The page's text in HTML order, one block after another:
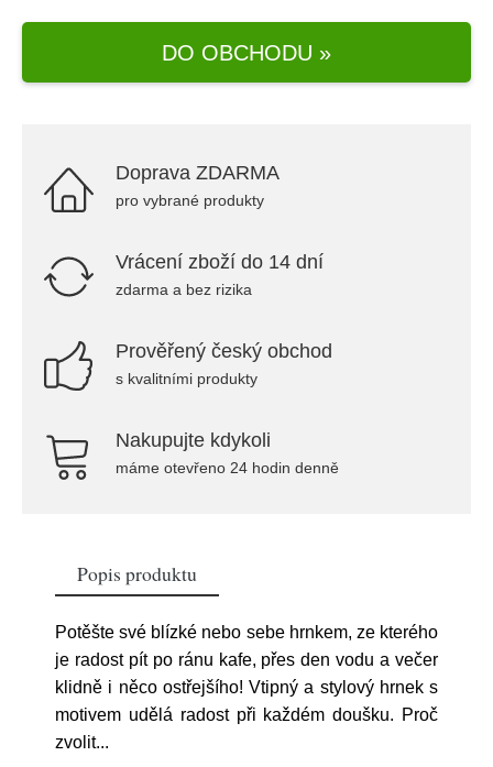
DO OBCHODU »
Doprava ZDARMA
pro vybrané produkty
Vrácení zboží do 14 dní
zdarma a bez rizika
Prověřený český obchod
s kvalitními produkty
Nakupujte kdykoli
máme otevřeno 24 hodin denně
Popis produktu
Potěšte své blízké nebo sebe hrnkem, ze kterého
je radost pít po ránu kafe, přes den vodu a večer
klidně i něco ostřejšího! Vtipný a stylový hrnek s
motivem udělá radost při každém doušku. Proč
zvolit...